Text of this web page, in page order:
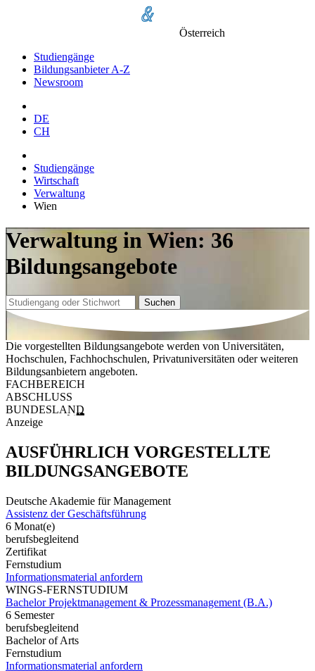
Österreich
Studiengänge
Bildungsanbieter A-Z
Newsroom
DE
CH
Studiengänge
Wirtschaft
Verwaltung
Wien
Verwaltung in Wien: 36
Bildungsangebote
Suchen
Die vorgestellten Bildungsangebote werden von Universitäten,
Hochschulen, Fachhochschulen, Privatuniversitäten oder weiteren
Bildungsanbietern angeboten.
FACHBEREICH
ABSCHLUSS
BUNDESLAND
Anzeige
AUSFÜHRLICH VORGESTELLTE
BILDUNGSANGEBOTE
Deutsche Akademie für Management
Assistenz der Geschäftsführung
6 Monat(e)
berufsbegleitend
Zertifikat
Fernstudium
Informationsmaterial anfordern
WINGS-FERNSTUDIUM
Bachelor Projektmanagement & Prozessmanagement (B.A.)
6 Semester
berufsbegleitend
Bachelor of Arts
Fernstudium
Informationsmaterial anfordern